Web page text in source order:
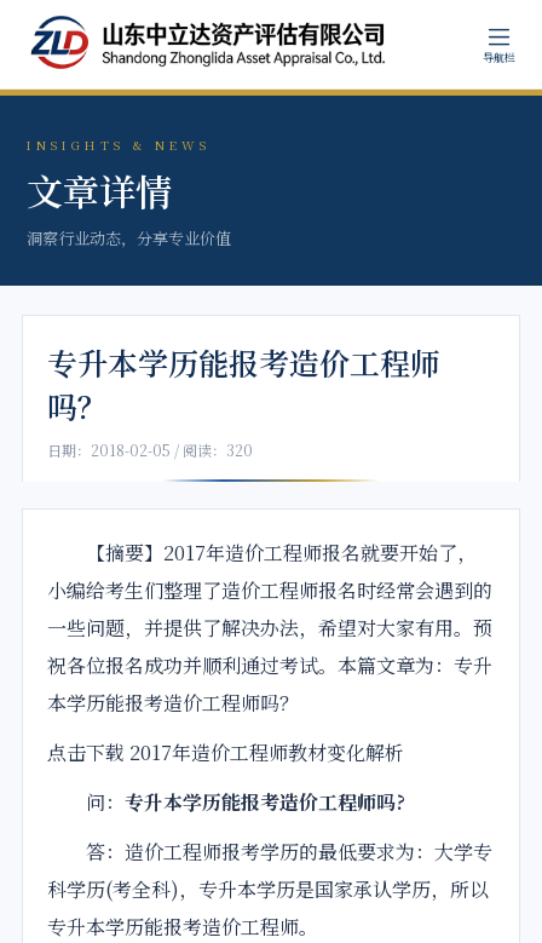
导航栏
INSIGHTS & NEWS
文章详情
洞察行业动态，分享专业价值
专升本学历能报考造价工程师
吗？
日期：2018-02-05 / 阅读：320
【摘要】2017年造价工程师报名就要开始了，
小编给考生们整理了造价工程师报名时经常会遇到的
一些问题，并提供了解决办法，希望对大家有用。预
祝各位报名成功并顺利通过考试。本篇文章为：专升
本学历能报考造价工程师吗？
点击下载 2017年造价工程师教材变化解析
问： 专升本学历能报考造价工程师吗?
答：造价工程师报考学历的最低要求为：大学专
科学历(考全科)，专升本学历是国家承认学历，所以
专升本学历能报考造价工程师。